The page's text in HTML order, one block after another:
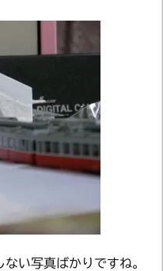
い写真ばかりですね。